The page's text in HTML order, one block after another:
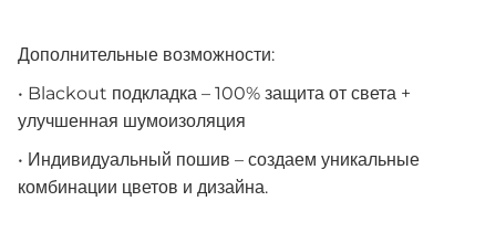
Дополнительные возможности:
• Blackout подкладка – 100% защита от света +
улучшенная шумоизоляция
• Индивидуальный пошив – создаем уникальные
комбинации цветов и дизайна.